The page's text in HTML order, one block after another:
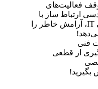
فعالیت‌های
ارتباط ساز با
ارائه خدمات نگهداری و پشتیبانی IT، آرامش خاطر را
فنی
از قطعی
بگیرید!